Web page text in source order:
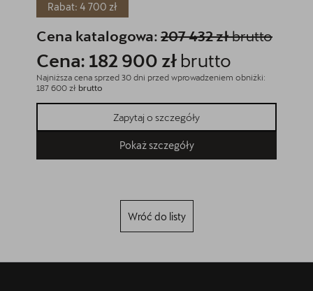
Rabat: 4 700 zł
Cena katalogowa: 207 432 złbrutto
Cena: 182 900 zł brutto
Najniższa cena sprzed 30 dni przed wprowadzeniem obniżki:
187 600 zł brutto
Zapytaj o szczegóły
Pokaż szczegóły
Wróć do listy